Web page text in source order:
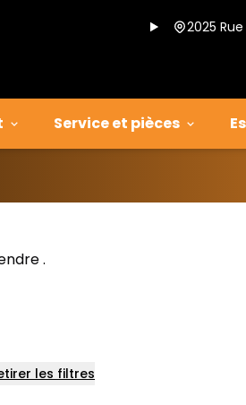
2025
Service et pièces
.
les filtres
1/14